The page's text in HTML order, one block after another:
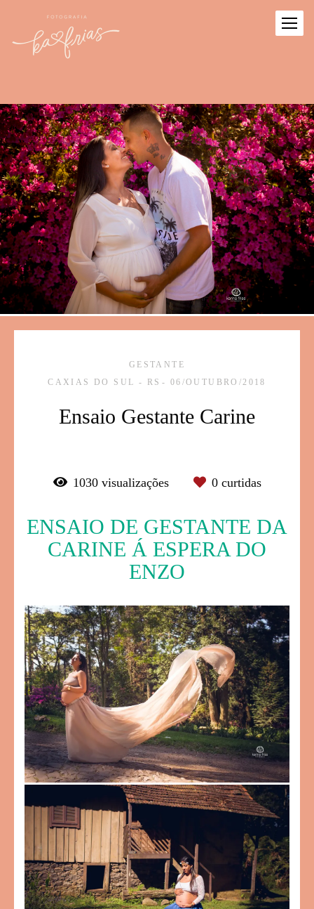
GESTANTE
CAXIAS DO SUL - RS
06/OUTUBRO/2018
Ensaio Gestante Carine
1030visualizações 0curtidas
ENSAIO DE GESTANTE DA
CARINE Á ESPERA DO
ENZO